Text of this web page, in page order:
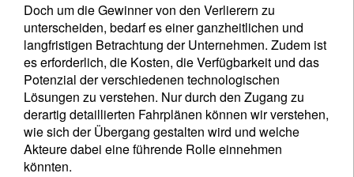
Doch um die Gewinner von den Verlierern zu
unterscheiden, bedarf es einer ganzheitlichen und
langfristigen Betrachtung der Unternehmen. Zudem ist
es erforderlich, die Kosten, die Verfügbarkeit und das
Potenzial der verschiedenen technologischen
Lösungen zu verstehen. Nur durch den Zugang zu
derartig detaillierten Fahrplänen können wir verstehen,
wie sich der Übergang gestalten wird und welche
Akteure dabei eine führende Rolle einnehmen
könnten.